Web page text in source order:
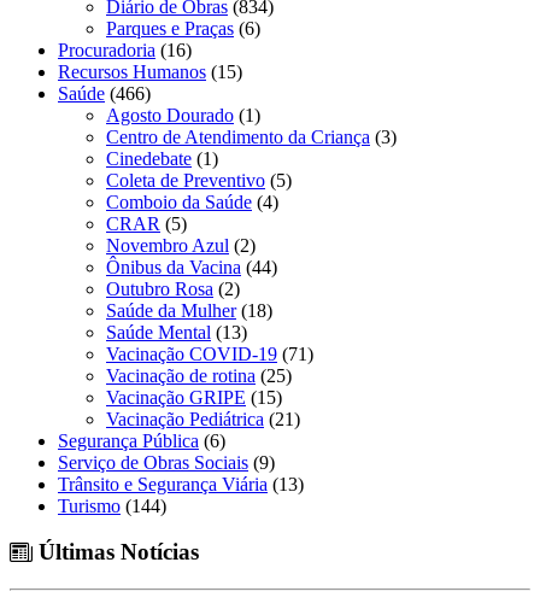
Diário de Obras (834)
Parques e Praças (6)
Procuradoria (16)
Recursos Humanos (15)
Saúde (466)
Agosto Dourado (1)
Centro de Atendimento da Criança (3)
Cinedebate (1)
Coleta de Preventivo (5)
Comboio da Saúde (4)
CRAR (5)
Novembro Azul (2)
Ônibus da Vacina (44)
Outubro Rosa (2)
Saúde da Mulher(18)
Saúde Mental (13)
Vacinação COVID-19 (71)
Vacinação de rotina (25)
Vacinação GRIPE (15)
Vacinação Pediátrica (21)
Segurança Pública (6)
Serviço de Obras Sociais (9)
Trânsito e Segurança Viária (13)
Turismo (144)
Últimas Notícias